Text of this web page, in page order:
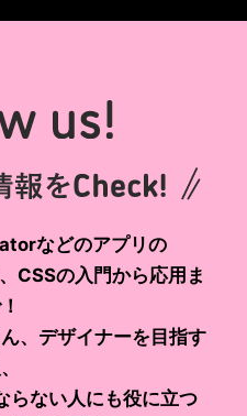
などのアプリの
CSSの入門から応用ま
、デザイナーを目指す
らない人にも役に立つ